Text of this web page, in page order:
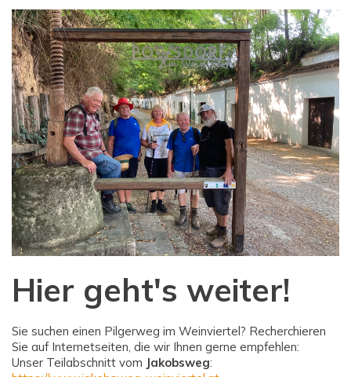
Hier geht's weiter!
Sie suchen einen Pilgerweg im Weinviertel? Recherchieren
Sie auf Internetseiten, die wir Ihnen gerne empfehlen:
Unser Teilabschnitt vom Jakobsweg: